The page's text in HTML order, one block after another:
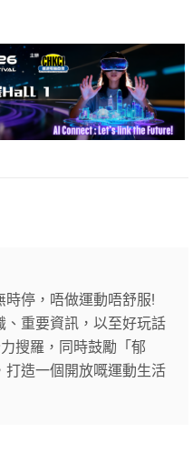
時停，唔做運動唔舒服!
、重要資訊，以至好玩話
搜羅，同時鼓勵「郁
打造一個開放嘅運動生活